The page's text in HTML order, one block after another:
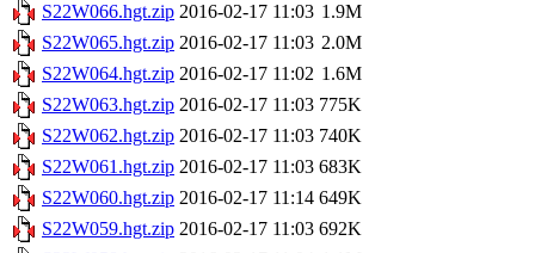
S22W066.hgt.zip 2016-02-17 11:03 1.9M
S22W065.hgt.zip 2016-02-17 11:03 2.0M
S22W064.hgt.zip 2016-02-17 11:02 1.6M
S22W063.hgt.zip 2016-02-17 11:03 775K
S22W062.hgt.zip 2016-02-17 11:03 740K
S22W061.hgt.zip 2016-02-17 11:03 683K
S22W060.hgt.zip 2016-02-17 11:14 649K
S22W059.hgt.zip 2016-02-17 11:03 692K